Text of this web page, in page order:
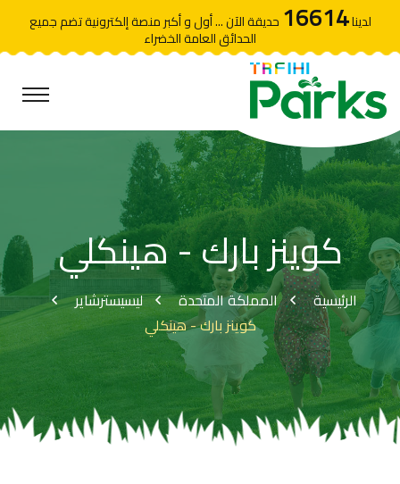
لدينا16614 حديقة الآن ... أول و أكبر منصة إلكترونية تضم جميع
الحدائق العامة الخضراء
كوينز بارك - هينكلي
الرئيسية المملكة المتحدة
ليسيسترشاير
كوينز بارك - هينكلي